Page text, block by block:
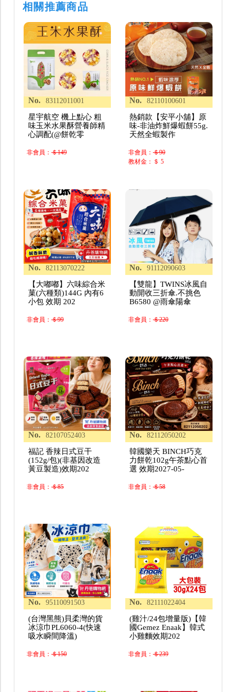
相關推薦商品
No. 83112011001
星宇航空 機上點心 粗
味玉米水果酥營養師精
心調配(@餅乾零
非會員：＄149
No. 82110100601
熱銷款【安平小舖】原
味-非油炸鮮爆蝦餅55g.
天然全蝦製作
非會員：＄90
教材金：＄ 5
No. 82113070222
【大嘟嘟】六味綜合米
菓(六種類)144G 內有6
小包 效期 202
非會員：＄99
No. 91112090603
【雙龍】TWINS冰風自
動開收三折傘.不挑色
B6580 @雨傘陽傘
非會員：＄220
No. 82107052403
福記 香辣日式豆干
(152g/包)(非基因改造
黃豆製造)效期202
非會員：＄85
No. 82112050202
韓國樂天 BINCH巧克
力餅乾102g午茶點心首
選 效期2027-05-
非會員：＄58
No. 95110091503
(台灣黑熊)貝柔灣的貨
冰涼巾PL6060-4(快速
吸水瞬間降溫)
非會員：＄150
No. 82111022404
(雞汁/24包增量版)【韓
國Gemez Enaak】韓式
小雞麵效期202
非會員：＄239